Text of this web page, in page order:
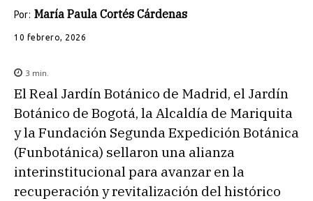
Por: María Paula Cortés Cárdenas
10 febrero, 2026
3 min.
El Real Jardín Botánico de Madrid, el Jardín
Botánico de Bogotá, la Alcaldía de Mariquita
y la Fundación Segunda Expedición Botánica
(Funbotánica) sellaron una alianza
interinstitucional para avanzar en la
recuperación y revitalización del histórico